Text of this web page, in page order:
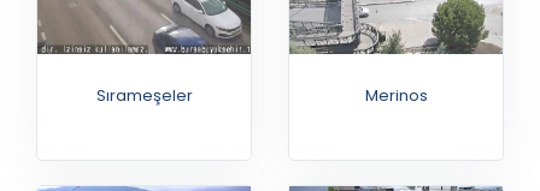
Sırameşeler Merinos